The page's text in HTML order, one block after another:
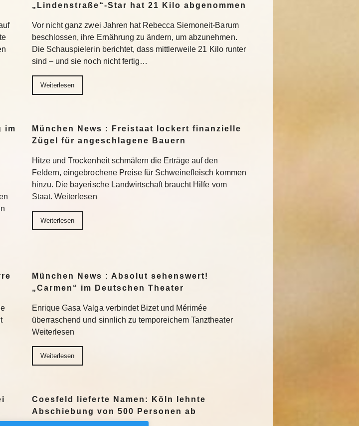
„Lindenstraße“-Star hat 21 Kilo abgenommen
Vor nicht ganz zwei Jahren hat Rebecca Siemoneit-Barum
beschlossen, ihre Ernährung zu ändern, um abzunehmen.
Die Schauspielerin berichtet, dass mittlerweile 21 Kilo runter
sind – und sie noch nicht fertig…
Weiterlesen
im
München News : Freistaat lockert finanzielle
Zügel für angeschlagene Bauern
Hitze und Trockenheit schmälern die Erträge auf den
Feldern, eingebrochene Preise für Schweinefleisch kommen
hinzu. Die bayerische Landwirtschaft braucht Hilfe vom
Staat. Weiterlesen
Weiterlesen
München News : Absolut sehenswert!
„Carmen“ im Deutschen Theater
Enrique Gasa Valga verbindet Bizet und Mérimée
überraschend und sinnlich zu temporeichem Tanztheater
Weiterlesen
Weiterlesen
Coesfeld lieferte Namen: Köln lehnte
Abschiebung von 500 Personen ab